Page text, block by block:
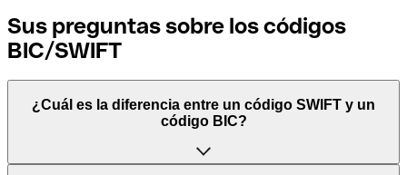
Sus preguntas sobre los códigos
BIC/SWIFT
¿Cuál es la diferencia entre un código SWIFT y un
código BIC?